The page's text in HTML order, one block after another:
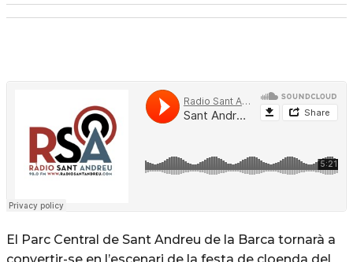
El Parc Central de Sant Andreu de la Barca tornarà a